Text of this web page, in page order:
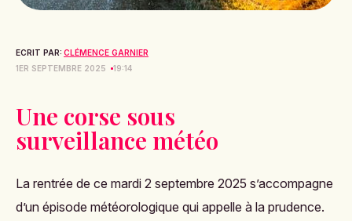
ECRIT PAR: CLÉMENCE GARNIER
1ER SEPTEMBRE 2025
19:14
Une corse sous
surveillance météo
La rentrée de ce mardi 2 septembre 2025 s’accompagne
d’un épisode météorologique qui appelle à la prudence.